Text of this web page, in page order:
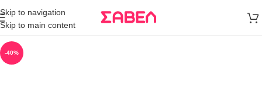
Skip to navigation
Skip to main content
άνω των 80€
Παραγγελία
-40%